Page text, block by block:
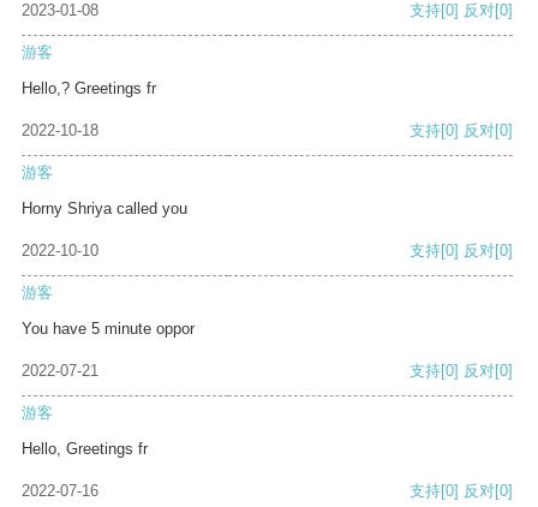
2023-01-08 支持[0] 反对[0]
游客
Hello,? Greetings fr
2022-10-18 支持[0] 反对[0]
游客
Horny Shriya called you
2022-10-10 支持[0] 反对[0]
游客
You have 5 minute oppor
2022-07-21 支持[0] 反对[0]
游客
Hello, Greetings fr
2022-07-16 支持[0] 反对[0]